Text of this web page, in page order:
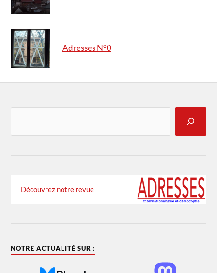
Adresses N°0
Découvrez notre revue
NOTRE ACTUALITÉ SUR :